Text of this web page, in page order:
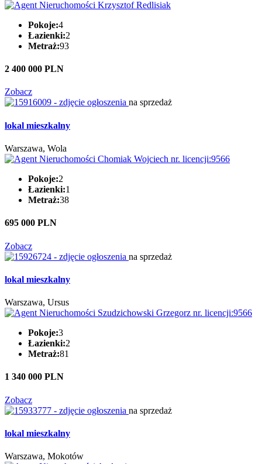
Pokoje:4
Łazienki:2
Metraż:93
2 400 000 PLN
Zobacz
na sprzedaż
lokal mieszkalny
Warszawa, Wola
Pokoje:2
Łazienki:1
Metraż:38
695 000 PLN
Zobacz
na sprzedaż
lokal mieszkalny
Warszawa, Ursus
Pokoje:3
Łazienki:2
Metraż:81
1 340 000 PLN
Zobacz
na sprzedaż
lokal mieszkalny
Warszawa, Mokotów